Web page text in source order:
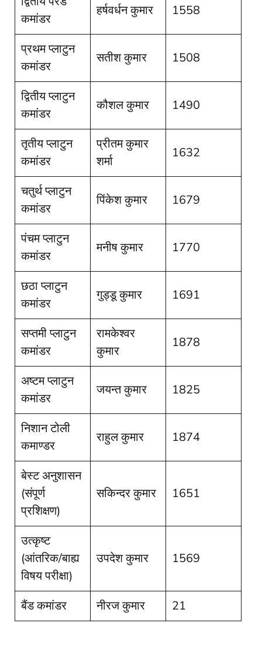
कमांडर
हर्षवर्धन कुमार 1558
प्रथम प्लाटुन
कमांडर
सतीश कुमार 1508
द्वितीय प्लाटुन
कमांडर
कौशल कुमार 1490
तृतीय प्लाटुन
कमांडर
प्रीतम कुमार
शर्मा
1632
चतुर्थ प्लाटुन
कमांडर
पिंकेश कुमार 1679
पंचम प्लाटुन
कमांडर
मनीष कुमार 1770
छठा प्लाटुन
कमांडर
गुड्डू कुमार 1691
सप्तमी प्लाटुन
कमांडर
रामकेश्वर
कुमार
1878
अष्टम प्लाटुन
कमांडर
जयन्त कुमार 1825
निशान टोली
कमाण्डर
राहुल कुमार 1874
बेस्ट अनुशासन
(संपूर्ण
प्रशिक्षण)
सकिन्दर कुमार 1651
उत्कृष्ट
(आंतरिक/बाह्य
विषय परीक्षा)
उपदेश कुमार 1569
बैंड कमांडर नीरज कुमार 21